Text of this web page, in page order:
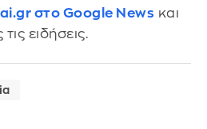
στο Google News και
ειδήσεις.